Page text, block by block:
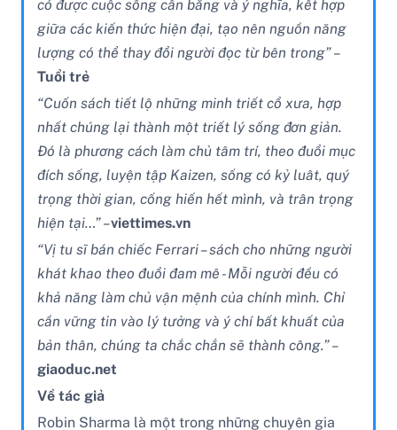
có được cuộc sống cân bằng và ý nghĩa, kết hợp
giữa các kiến thức hiện đại, tạo nên nguồn năng
lượng có thể thay đổi người đọc từ bên trong” –
Tuổi trẻ
“Cuốn sách tiết lộ những minh triết cổ xưa, hợp
nhất chúng lại thành một triết lý sống đơn giản.
Đó là phương cách làm chủ tâm trí, theo đuổi mục
đích sống, luyện tập Kaizen, sống có kỷ luât, quý
trọng thời gian, cống hiến hết mình, và trân trọng
hiện tại…” –viettimes.vn
“Vị tu sĩ bán chiếc Ferrari – sách cho những người
khát khao theo đuổi đam mê - Mỗi người đều có
khả năng làm chủ vận mệnh của chính mình. Chỉ
cần vững tin vào lý tưởng và ý chí bất khuất của
bản thân, chúng ta chắc chắn sẽ thành công.” –
giaoduc.net
Về tác giả
Robin Sharma là một trong những chuyên gia